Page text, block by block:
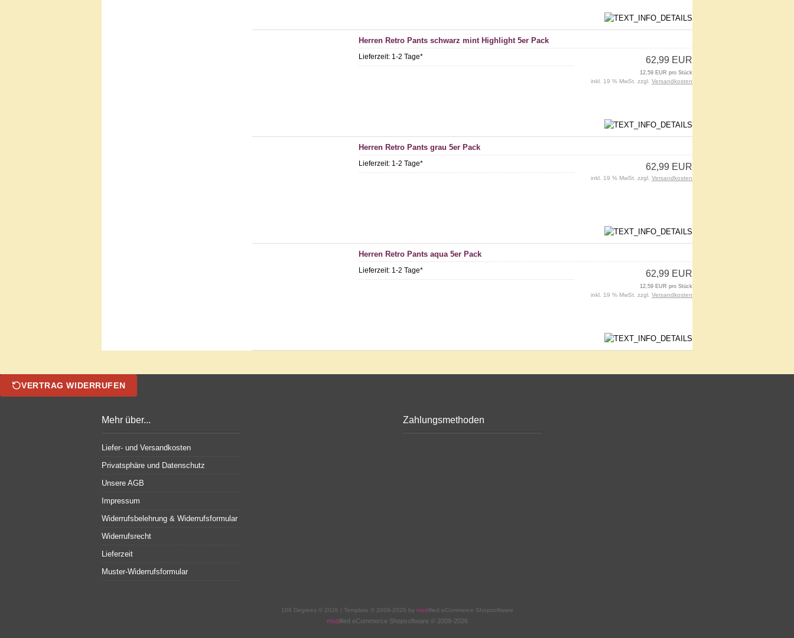
Herren Retro Pants schwarz mint Highlight 5er Pack
Lieferzeit: 1-2 Tage* 62,99 EUR
12,59 EUR pro Stück
inkl. 19 % MwSt. zzgl. Versandkosten
Herren Retro Pants grau 5er Pack
Lieferzeit: 1-2 Tage* 62,99 EUR
inkl. 19 % MwSt. zzgl. Versandkosten
Herren Retro Pants aqua 5er Pack
Lieferzeit: 1-2 Tage* 62,99 EUR
12,59 EUR pro Stück
inkl. 19 % MwSt. zzgl. Versandkosten
VERTRAG WIDERRUFEN
Mehr über...
Liefer- und Versandkosten
Privatsphäre und Datenschutz
Unsere AGB
Impressum
Widerrufsbelehrung & Widerrufsformular
Widerrufsrecht
Lieferzeit
Muster-Widerrufsformular
Zahlungsmethoden
108 Degrees © 2026 | Template © 2009-2026 by mod ified eCommerce Shopsoftware
modified eCommerce Shopsoftware © 2009-2026